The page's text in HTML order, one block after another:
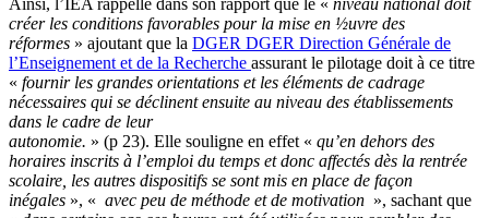
Ainsi, l’IEA rappelle dans son rapport que le « niveau national doit
créer les conditions favorables pour la mise en ½uvre des
réformes » ajoutant que la DGER DGER Direction Générale de
l’Enseignement et de la Recherche assurant le pilotage doit à ce titre
« fournir les grandes orientations et les éléments de cadrage
nécessaires qui se déclinent ensuite au niveau des établissements
dans le cadre de leur
autonomie. » (p 23). Elle souligne en effet « qu’en dehors des
horaires inscrits à l’emploi du temps et donc affectés dès la rentrée
scolaire, les autres dispositifs se sont mis en place de façon
inégales », « avec peu de méthode et de motivation », sachant que